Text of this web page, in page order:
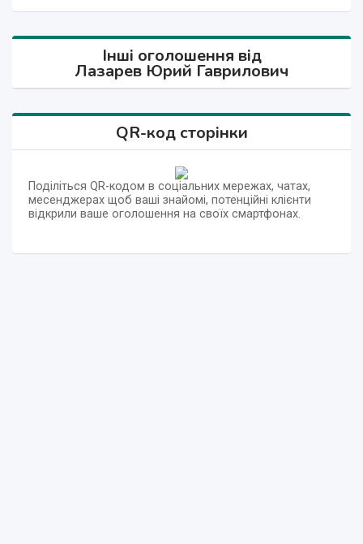
Інші оголошення від
Лазарев Юрий Гаврилович
QR-код сторінки
Поділіться QR-кодом в соціальних мережах, чатах,
месенджерах щоб ваші знайомі, потенційні клієнти
відкрили ваше оголошення на своїх смартфонах.